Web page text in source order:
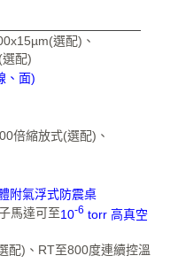
選配)、
配)
、面)
倍縮放式(選配)、
附氣浮式防震桌
馬達可至10-6 torr 高真空
配)、RT至800度連續控溫